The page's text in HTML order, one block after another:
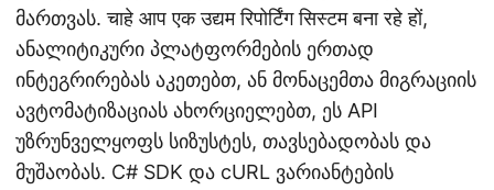
მართვას. चाहे आप एक उद्यम रिपोर्टिंग सिस्टम बना रहे हों,
ანალიტიკური პლატფორმების ერთად
ინტეგრირებას აკეთებთ, ან მონაცემთა მიგრაციის
ავტომატიზაციას ახორციელებთ, ეს API
უზრუნველყოფს სიზუსტეს, თავსებადობას და
მუშაობას. C# SDK და cURL ვარიანტების